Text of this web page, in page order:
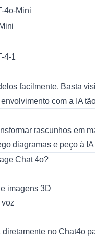
4o-Mini
4-1
facilmente. Basta
com a IA
rascunhos em
diagramas e peço à
Chat 4o?
imagens 3D
no Chat4o